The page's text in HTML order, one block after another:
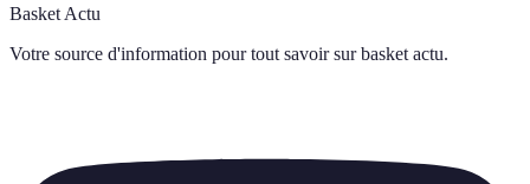
Basket Actu
Votre source d'information pour tout savoir sur basket actu.